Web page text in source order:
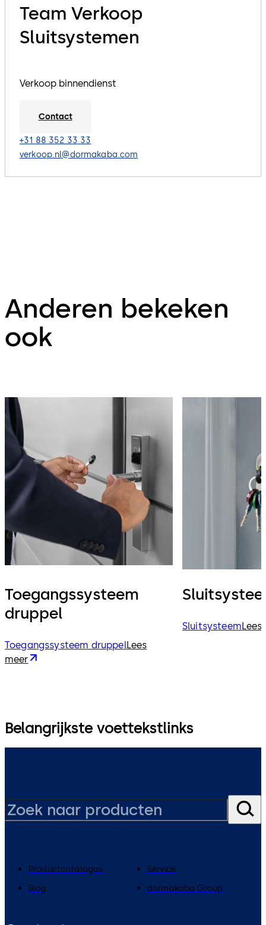
Team Verkoop
Sluitsystemen
Verkoop binnendienst
Contact
+31 88 352 33 33
verkoop.nl@dormakaba.com
Anderen bekeken
ook
Toegangssysteem
druppel
Toegangssysteem druppelLees
meer
SluitsysteemLees
Belangrijkste voettekstlinks
Productcatalogus
Service
Blog
dormakaba Group